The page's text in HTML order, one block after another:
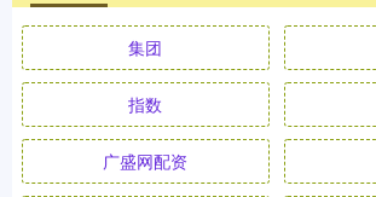
集团
指数
广盛网配资